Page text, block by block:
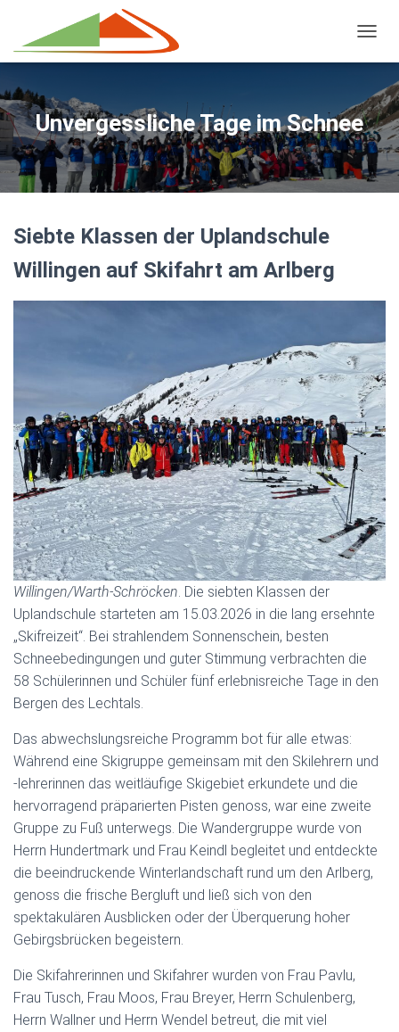
Unvergessliche Tage im Schnee
Siebte Klassen der Uplandschule
Willingen auf Skifahrt am Arlberg
Willingen/Warth-Schröcken . Die siebten Klassen der
Uplandschule starteten am 15.03.2026 in die lang ersehnte
„Skifreizeit“. Bei strahlendem Sonnenschein, besten
Schneebedingungen und guter Stimmung verbrachten die
58 Schülerinnen und Schüler fünf erlebnisreiche Tage in den
Bergen des Lechtals.
Das abwechslungsreiche Programm bot für alle etwas:
Während eine Skigruppe gemeinsam mit den Skilehrern und
-lehrerinnen das weitläufige Skigebiet erkundete und die
hervorragend präparierten Pisten genoss, war eine zweite
Gruppe zu Fuß unterwegs. Die Wandergruppe wurde von
Herrn Hundertmark und Frau Keindl begleitet und entdeckte
die beeindruckende Winterlandschaft rund um den Arlberg,
genoss die frische Bergluft und ließ sich von den
spektakulären Ausblicken oder der Überquerung hoher
Gebirgsbrücken begeistern.
Die Skifahrerinnen und Skifahrer wurden von Frau Pavlu,
Frau Tusch, Frau Moos, Frau Breyer, Herrn Schulenberg,
Herrn Wallner und Herrn Wendel betreut, die mit viel